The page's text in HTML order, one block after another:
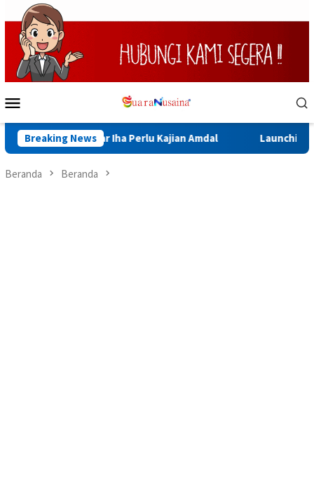
Loncat
ke
konten
Mobile
Breaking News
Sinabar Iha Perlu Kajian Amdal Launching Muktamar
Beranda Beranda